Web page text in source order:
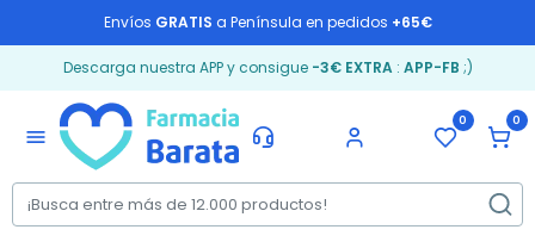
Envíos GRATIS a Península en pedidos +65€
Descarga nuestra APP y consigue -3€ EXTRA: APP-FB ;)
menu
0 0